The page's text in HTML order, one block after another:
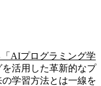
AIプログラミング学
活用した革新的なプ
学習方法とは一線を